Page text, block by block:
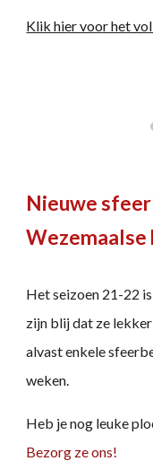
Klik hier voor het
Nieuwe
Wezemaalse
Het seizoen 21-22
zijn blij dat ze
alvast enkele
weken.
Heb je nog leuke
Bezorg ze ons!